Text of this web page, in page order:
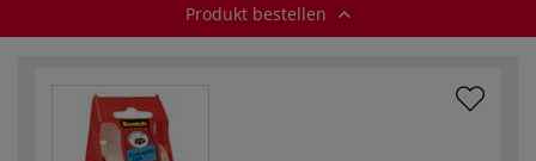
Produkt bestellen